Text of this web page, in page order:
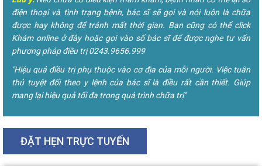
điện thoại và tình trạng bệnh, bác sĩ sẽ gọi và nói luôn là chữa
được hay không để tránh mất thời gian. Bạn cũng có thể click
Khám online ở đây hoặc gọi vào số bác sĩ để được nghe tư vấn
phương pháp điều trị 0243.9656.999
"Hiệu quả điều trị phụ thuộc vào cơ địa của mỗi người. Việc tuân
thủ tuyệt đối theo y lệnh của bác sĩ là điều rất cần thiết. Giúp
mang lại hiệu quả tối đa trong quá trình chữa trị"
ĐẶT HẸN TRỰC TUYẾN